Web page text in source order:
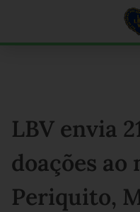
LBV envia
doações
Periquito,